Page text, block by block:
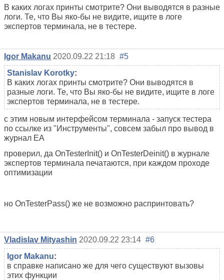
В каких логах принты смотрите? Они выводятся в разные
логи. Те, что Вы яко-бы не видите, ищите в логе
экспертов терминала, не в тестере.
Igor Makanu 2020.09.22 21:18 #5
Stanislav Korotky:
В каких логах принты смотрите? Они выводятся в
разные логи. Те, что Вы яко-бы не видите, ищите в логе
экспертов терминала, не в тестере.
с этим новым интерфейсом терминала - запуск тестера
по ссылке из "Инструменты", совсем забыл про вывод в
журнал ЕА
проверил, да OnTesterInit() и OnTesterDeinit() в журнале
экспертов терминала печатаются, при каждом проходе
оптимизации
но OnTesterPass() же не возможно распринтовать?
Vladislav Mityashin 2020.09.22 23:14 #6
Igor Makanu:
в справке написано же для чего существуют вызовы
этих функции